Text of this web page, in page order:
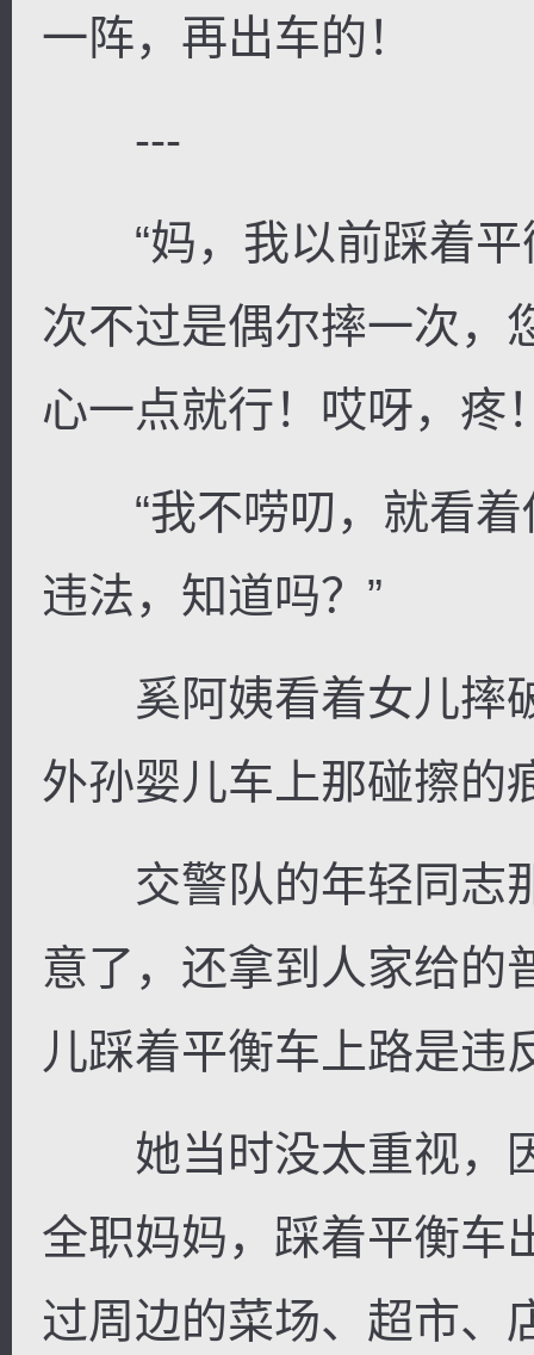
一阵，再出车的！
---
“妈，我以前踩着平
次不过是偶尔摔一次，
心一点就行！哎呀，疼
“我不唠叨，就看着
违法，知道吗？”
奚阿姨看着女儿摔
外孙婴儿车上那碰擦的
交警队的年轻同志
意了，还拿到人家给的
儿踩着平衡车上路是违
她当时没太重视，
全职妈妈，踩着平衡车
过周边的菜场、超市、